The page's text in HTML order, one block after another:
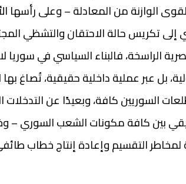
الوازنة من المعادلة – وعلى رأسها
إلى تكريس حالة الاحتقان والتشظي
الراسخة، فالبناء السياسي في
بل عبر عملية داخلية حقيقية، تُصاغ
السوريين كافة، وبعيدًا عن
بين كافة مكونات الشعب السوري –
التقسيم وإعادة إنتاج خطاب